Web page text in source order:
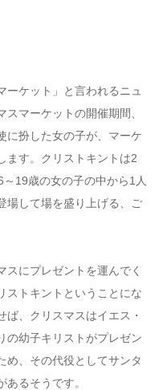
ーケット」と言われるニュ
マーケットの開催期間、
に扮した女の子が、マーケ
ます。クリストキントは2
19歳の女の子の中から1人
場して場を盛り上げる、ご
スにプレゼントを運んでく
ストキントということにな
ば、クリスマスはイエス・
の幼子キリストがプレゼン
め、その代役としてサンタ
るそうです。